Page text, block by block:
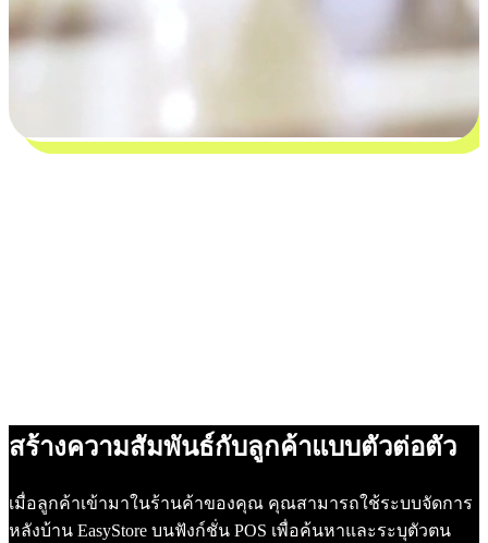
สร้างความสัมพันธ์กับลูกค้าแบบตัวต่อตัว
เมื่อลูกค้าเข้ามาในร้านค้าของคุณ คุณสามารถใช้ระบบจัดการ
หลังบ้าน EasyStore บนฟังก์ชั่น POS เพื่อค้นหาและระบุตัวตน